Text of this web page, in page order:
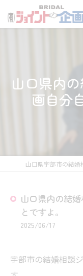
山口県内
画自分
山口県内の結
とですよ。
2025/06/17
宇部市の結婚相談